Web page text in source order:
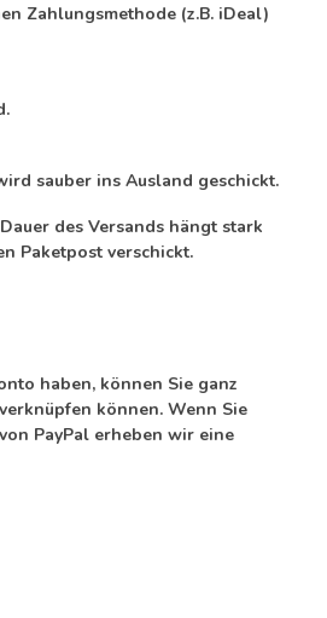
Zahlungsmethode (z.B. iDeal)
sauber ins Ausland geschickt.
des Versands hängt stark
Paketpost verschickt.
haben, können Sie ganz
können. Wenn Sie
PayPal erheben wir eine